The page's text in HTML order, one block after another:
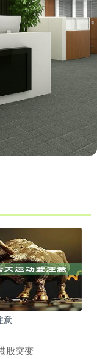
意
股突变